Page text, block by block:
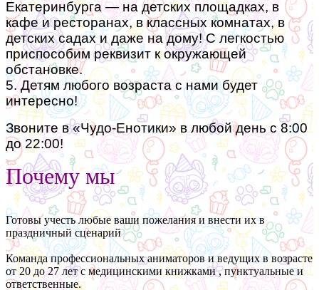
Екатеринбурга — на детских площадках, в
кафе и ресторанах, в классных комнатах, в
детских садах и даже на дому! С легкостью
приспособим реквизит к окружающей
обстановке.
5. Детям любого возраста с нами будет
интересно!
Звоните в «Чудо-Енотики» в любой день с 8:00
до 22:00!
Почему мы
Готовы учесть любые ваши пожелания и внести их в
праздничный сценарий
Команда профессиональных аниматоров и ведущих в возрасте
от 20 до 27 лет с медицинскими книжками , пунктуальные и
ответственные.